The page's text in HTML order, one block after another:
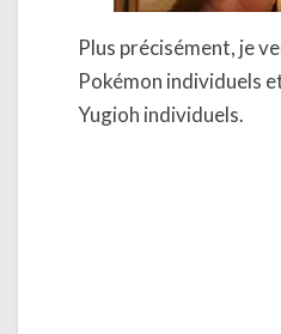
Plus précisément, je
Pokémon individuels
Yugioh individuels.